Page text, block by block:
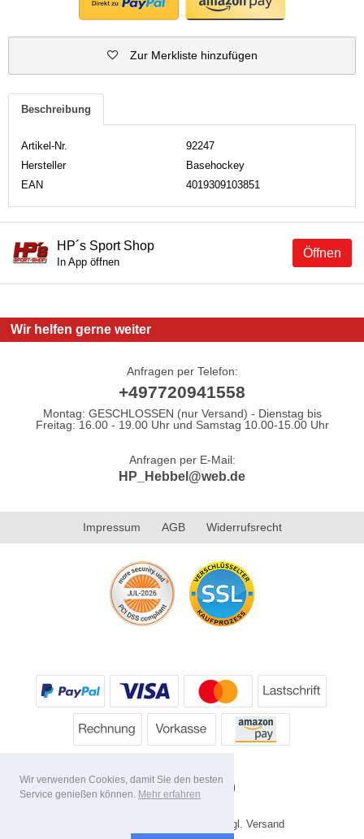
Wir verwenden Cookies, damit Sie den besten
Service genießen können. Mehr erfahren
Zur Merkliste hinzufügen
Beschreibung
Artikel-Nr.
92247
Hersteller
Basehockey
EAN
4019309103851
Öffnen
HP´s Sport Shop
In App öffnen
Wir helfen gerne weiter
Anfragen per Telefon:
+497720941558
Montag: GESCHLOSSEN (nur Versand) - Dienstag bis
Freitag: 16.00 - 19.00 Uhr und Samstag 10.00-15.00 Uhr
Anfragen per E-Mail:
HP_Hebbel@web.de
Impressum AGB Widerrufsrecht
* Alle Preise inkl. MwSt. evtl. zzgl. Versand